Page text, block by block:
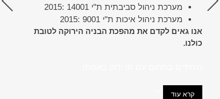
מערכת ניהול סביבתית ת"י 14001 :2015
מערכת ניהול איכות ת"י 9001 :2015
אנו גאים לקדם את מהפכת הבניה הירוקה לטובת
כולנו.
קרא עוד